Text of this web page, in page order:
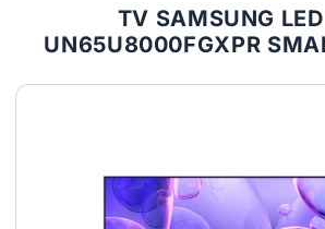
TV SAMSUNG
UN65U8000FGXPR